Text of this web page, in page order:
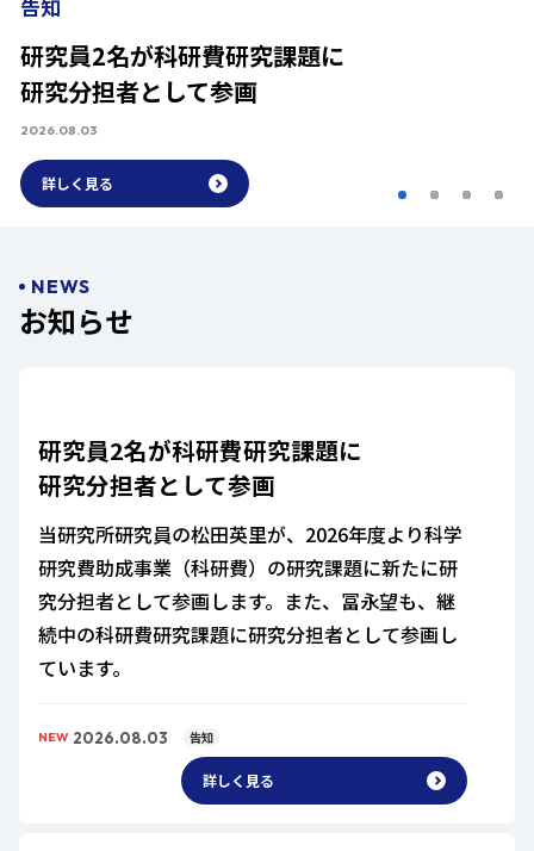
告知
研究員2名が科研費研究課題に
研究分担者として参画
2026.08.03
詳しく見る
NEWS
お知らせ
研究員2名が科研費研究課題に
研究分担者として参画
当研究所研究員の松田英里が、2026年度より科学
研究費助成事業（科研費）の研究課題に新たに研
究分担者として参画します。また、冨永望も、継
続中の科研費研究課題に研究分担者として参画し
ています。
NEW 2026.08.03 告知
詳しく見る